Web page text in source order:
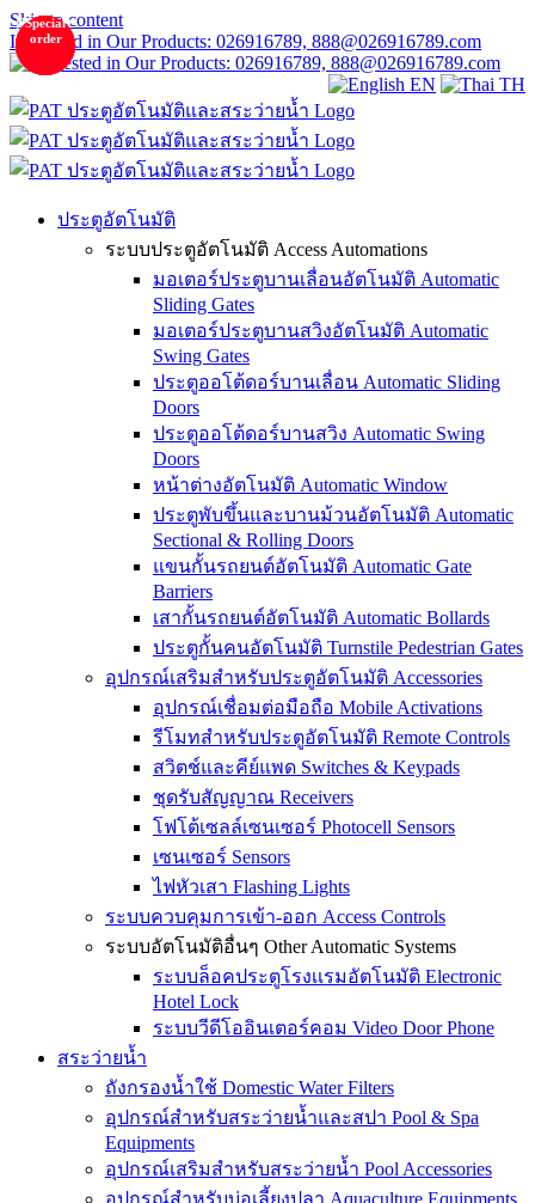
Skip to content
Interested in Our Products: 026916789, 888@026916789.com
EN TH
ประตูอัตโนมัติ
ระบบประตูอัตโนมัติ Access Automations
มอเตอร์ประตูบานเลื่อนอัตโนมัติ Automatic
Sliding Gates
มอเตอร์ประตูบานสวิงอัตโนมัติ Automatic
Swing Gates
ประตูออโต้ดอร์บานเลื่อน Automatic Sliding
Doors
ประตูออโต้ดอร์บานสวิง Automatic Swing
Doors
หน้าต่างอัตโนมัติ Automatic Window
ประตูพับขึ้นและบานม้วนอัตโนมัติ Automatic
Sectional & Rolling Doors
แขนกั้นรถยนต์อัตโนมัติ Automatic Gate
Barriers
เสากั้นรถยนต์อัตโนมัติ Automatic Bollards
ประตูกั้นคนอัตโนมัติ Turnstile Pedestrian Gates
อุปกรณ์เสริมสำหรับประตูอัตโนมัติ Accessories
อุปกรณ์เชื่อมต่อมือถือ Mobile Activations
รีโมทสำหรับประตูอัตโนมัติ Remote Controls
สวิตช์และคีย์แพด Switches & Keypads
ชุดรับสัญญาณ Receivers
โฟโต้เซลล์เซนเซอร์ Photocell Sensors
เซนเซอร์ Sensors
ไฟหัวเสา Flashing Lights
ระบบควบคุมการเข้า-ออก Access Controls
ระบบอัตโนมัติอื่นๆ Other Automatic Systems
ระบบล็อคประตูโรงเเรมอัตโนมัติ Electronic
Hotel Lock
ระบบวีดีโออินเตอร์คอม Video Door Phone
สระว่ายน้ำ
ถังกรองน้ำใช้ Domestic Water Filters
อุปกรณ์สำหรับสระว่ายน้ำและสปา Pool & Spa
Equipments
อุปกรณ์เสริมสำหรับสระว่ายน้ำ Pool Accessories
อุปกรณ์สำหรับบ่อเลี้ยงปลา Aquaculture Equipments
NEW
PHASED
OUT
PHASED
OUT
NEW
Special
order
PHASED
OUT
Special
order